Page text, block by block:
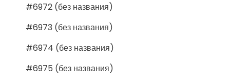
#6972 (без названия)
#6973 (без названия)
#6974 (без названия)
#6975 (без названия)